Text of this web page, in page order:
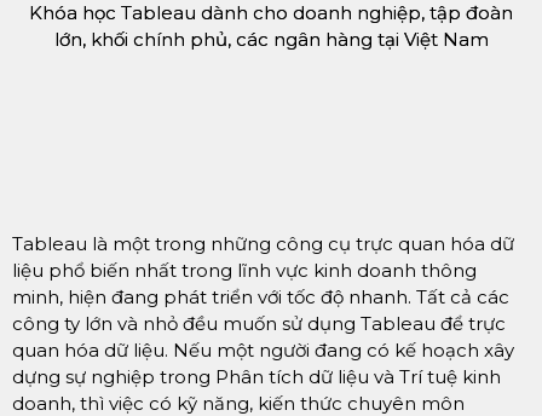
Khóa học Tableau dành cho doanh nghiệp, tập đoàn
lớn, khối chính phủ, các ngân hàng tại Việt Nam
Tableau là một trong những công cụ trực quan hóa dữ
liệu phổ biến nhất trong lĩnh vực kinh doanh thông
minh, hiện đang phát triển với tốc độ nhanh. Tất cả các
công ty lớn và nhỏ đều muốn sử dụng Tableau để trực
quan hóa dữ liệu. Nếu một người đang có kế hoạch xây
dựng sự nghiệp trong Phân tích dữ liệu và Trí tuệ kinh
doanh, thì việc có kỹ năng, kiến thức chuyên môn